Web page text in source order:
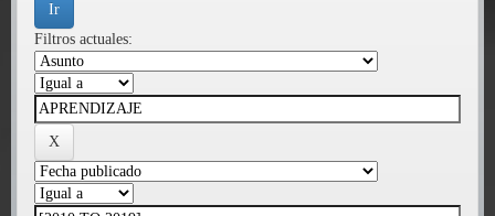
Filtros actuales: